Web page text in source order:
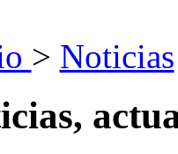
> Noticias